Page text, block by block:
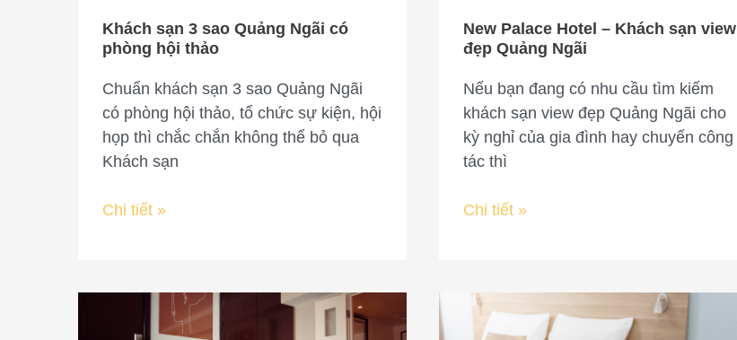
Khách sạn 3 sao Quảng Ngãi có
phòng hội thảo
Chuẩn khách sạn 3 sao Quảng Ngãi
có phòng hội thảo, tổ chức sự kiện, hội
họp thì chắc chắn không thể bỏ qua
Khách sạn
thảo
Chi tiết »
New Palace Hotel – Khách sạn view
đẹp Quảng Ngãi
Nếu bạn đang có nhu cầu tìm kiếm
khách sạn view đẹp Quảng Ngãi cho
kỳ nghỉ của gia đình hay chuyến công
tác thì
Ngãi
Chi tiết »
Đặt
phòng